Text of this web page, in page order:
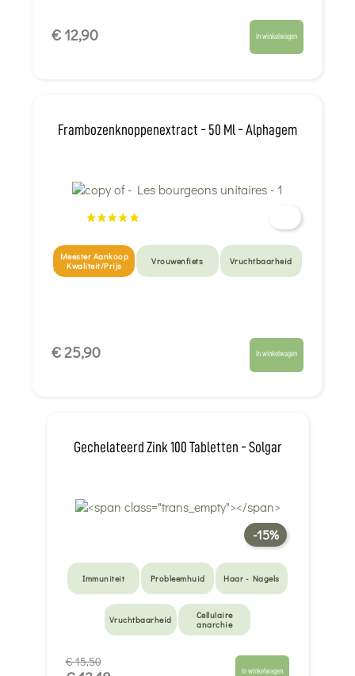
€ 12,90 In winkelwagen
Frambozenknoppenextract - 50 Ml - Alphagem
Meester Aankoop
Kwaliteit/Prijs
Vrouwenfiets Vruchtbaarheid
€ 25,90 In winkelwagen
Gechelateerd Zink 100 Tabletten - Solgar
-15%
Immuniteit Probleemhuid Haar - Nagels
Vruchtbaarheid
Cellulaire
anarchie
€ 15,50
In winkelwagen